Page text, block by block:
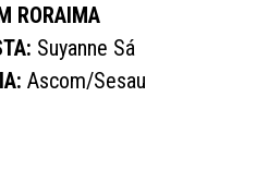
RORAIMA
Suyanne Sá
Ascom/Sesau